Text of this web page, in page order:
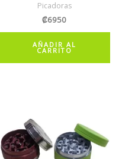
Picadoras
₡6950
AÑADIR AL
CARRITO